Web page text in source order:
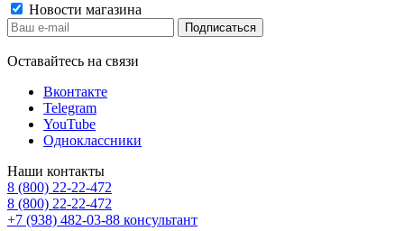
Новости магазина
Оставайтесь на связи
Вконтакте
Telegram
YouTube
Одноклассники
Наши контакты
8 (800) 22-22-472
8 (800) 22-22-472
+7 (938) 482-03-88 консультант